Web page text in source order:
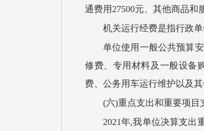
通费用27500元、其他商品和
机关运行经费是指行政
单位使用一般公共预算
修费、专用材料及一般设备
费、公务用车运行维护以及其
(六)重点支出和重要项目
2021年,我单位决算支出